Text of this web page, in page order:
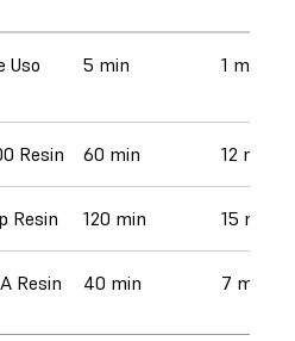
Uso
5 min 1 min
Resin 60 min 12 min
Resin 120 min 15 min
Resin 40 min 7 min